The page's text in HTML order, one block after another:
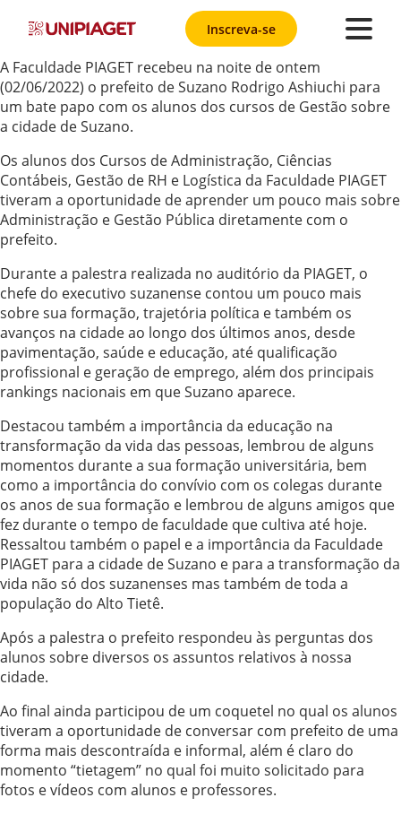
Inscreva-se
A Faculdade PIAGET recebeu na noite de ontem
(02/06/2022) o prefeito de Suzano Rodrigo Ashiuchi para
um bate papo com os alunos dos cursos de Gestão sobre
a cidade de Suzano.
Os alunos dos Cursos de Administração, Ciências
Contábeis, Gestão de RH e Logística da Faculdade PIAGET
tiveram a oportunidade de aprender um pouco mais sobre
Administração e Gestão Pública diretamente com o
prefeito.
Durante a palestra realizada no auditório da PIAGET, o
chefe do executivo suzanense contou um pouco mais
sobre sua formação, trajetória política e também os
avanços na cidade ao longo dos últimos anos, desde
pavimentação, saúde e educação, até qualificação
profissional e geração de emprego, além dos principais
rankings nacionais em que Suzano aparece.
Destacou também a importância da educação na
transformação da vida das pessoas, lembrou de alguns
momentos durante a sua formação universitária, bem
como a importância do convívio com os colegas durante
os anos de sua formação e lembrou de alguns amigos que
fez durante o tempo de faculdade que cultiva até hoje.
Ressaltou também o papel e a importância da Faculdade
PIAGET para a cidade de Suzano e para a transformação da
vida não só dos suzanenses mas também de toda a
população do Alto Tietê.
Após a palestra o prefeito respondeu às perguntas dos
alunos sobre diversos os assuntos relativos à nossa
cidade.
Ao final ainda participou de um coquetel no qual os alunos
tiveram a oportunidade de conversar com prefeito de uma
forma mais descontraída e informal, além é claro do
momento “tietagem” no qual foi muito solicitado para
fotos e vídeos com alunos e professores.